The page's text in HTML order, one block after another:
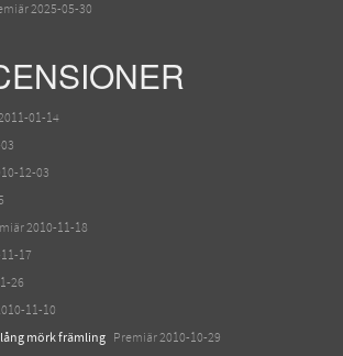
2025-05-30
01-14
12-03
2010-11-18
17
26
11-10
mörk främling Premiär 2010-10-29